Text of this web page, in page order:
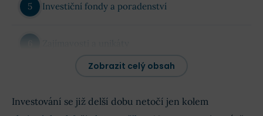
Investiční fondy a poradenství
Zobrazit celý obsah
Investování se již delší dobu netočí jen kolem